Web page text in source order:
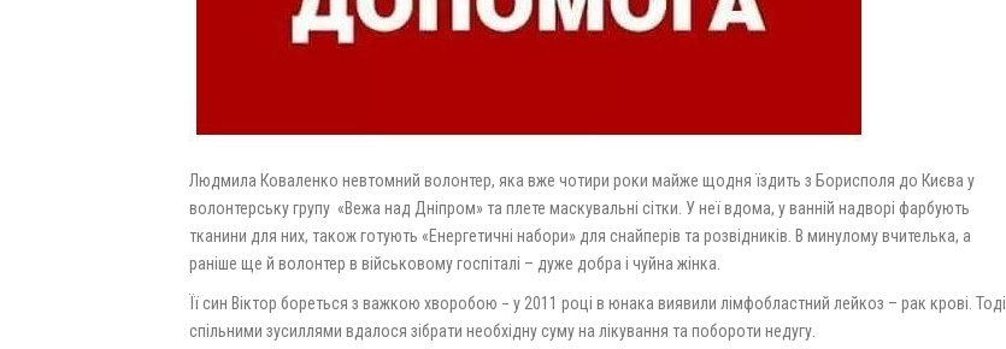
Людмила Коваленко невтомний волонтер, яка вже чотири роки майже щодня їздить з Борисполя до Києва у
волонтерську групу «Вежа над Дніпром» та плете маскувальні сітки. У неї вдома, у ванній надворі фарбують
тканини для них, також готують «Енергетичні набори» для снайперів та розвідників. В минулому вчителька, а
раніше ще й волонтер в військовому госпіталі – дуже добра і чуйна жінка.
Її син Віктор бореться з важкою хворобою − у 2011 році в юнака виявили лімфобластний лейкоз – рак крові. Тоді
спільними зусиллями вдалося зібрати необхідну суму на лікування та побороти недугу.